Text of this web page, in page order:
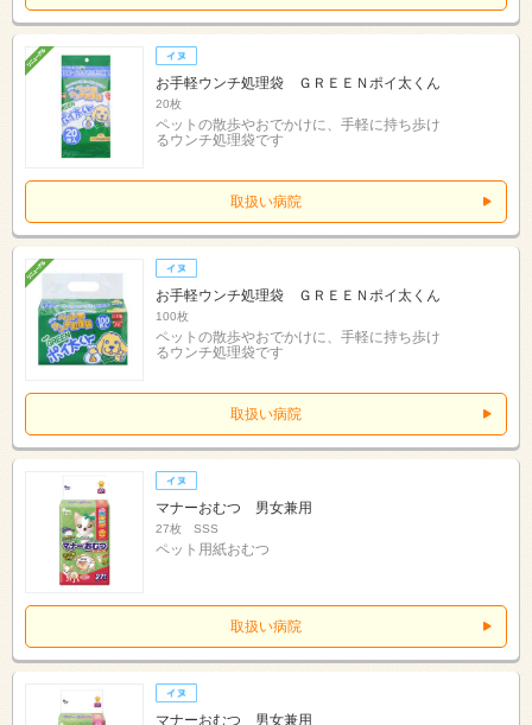
お手軽ウンチ処理袋 ＧＲＥＥＮポイ太くん
20枚
ペットの散歩やおでかけに、手軽に持ち歩け
るウンチ処理袋です
取扱い病院
お手軽ウンチ処理袋 ＧＲＥＥＮポイ太くん
100枚
ペットの散歩やおでかけに、手軽に持ち歩け
るウンチ処理袋です
取扱い病院
マナーおむつ 男女兼用
27枚 SSS
ペット用紙おむつ
取扱い病院
マナーおむつ 男女兼用